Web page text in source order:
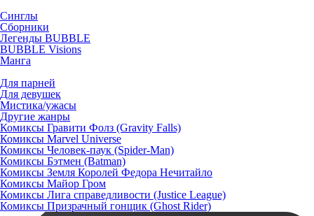
Синглы
Сборники
Легенды BUBBLE
BUBBLE Visions
Манга
Для парней
Для девушек
Мистика/ужасы
Другие жанры
Комиксы Гравити Фолз (Gravity Falls)
Комиксы Marvel Universe
Комиксы Человек-паук (Spider-Man)
Комиксы Бэтмен (Batman)
Комиксы Земля Королей Федора Нечитайло
Комиксы Майор Гром
Комиксы Лига справедливости (Justice League)
Комиксы Призрачный гонщик (Ghost Rider)